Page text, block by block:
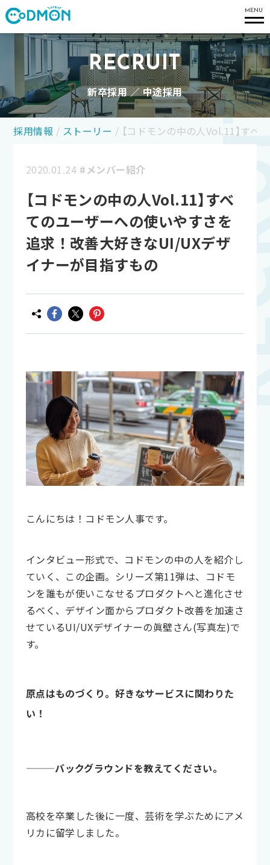
MENU
RECRUIT
新卒採用 ／ 中途採用
採用情報 / ストーリー / 【コドモンの中の人Vol.11】す
2020.01.24 #メンバー紹介
【コドモンの中の人Vol.11】すべ
てのユーザーへの使いやすさを
追求！改善大好きなUI/UXデザ
イナーが目指すもの
こんにちは！コドモン人事です。
インタビュー形式で、コドモンの中の人を紹介し
ていく、この企画。シリーズ第11弾は、コドモ
ンを誰もが使いこなせるプロダクトへと進化させ
るべく、デザイン面からプロダクト改善を加速さ
せているUI/UXデザイナーの眞壁さん(写真左)で
す。
原点はものづくり。好きなサービスに関わりた
い！
———バックグラウンドを教えてください。
高校を卒業した後に一度、芸術を学ぶためにアメ
リカに留学しました。